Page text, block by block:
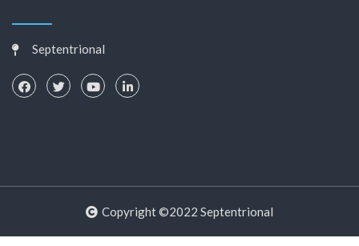
Septentrional
Copyright ©2022 Septentrional